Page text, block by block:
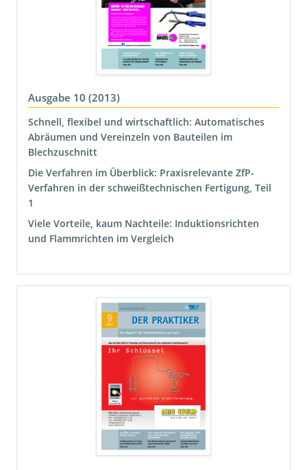
Ausgabe 10 (2013)
Schnell, flexibel und wirtschaftlich: Automatisches
Abräumen und Vereinzeln von Bauteilen im
Blechzuschnitt
Die Verfahren im Überblick: Praxisrelevante ZfP-
Verfahren in der schweißtechnischen Fertigung, Teil
1
Viele Vorteile, kaum Nachteile: Induktionsrichten
und Flammrichten im Vergleich